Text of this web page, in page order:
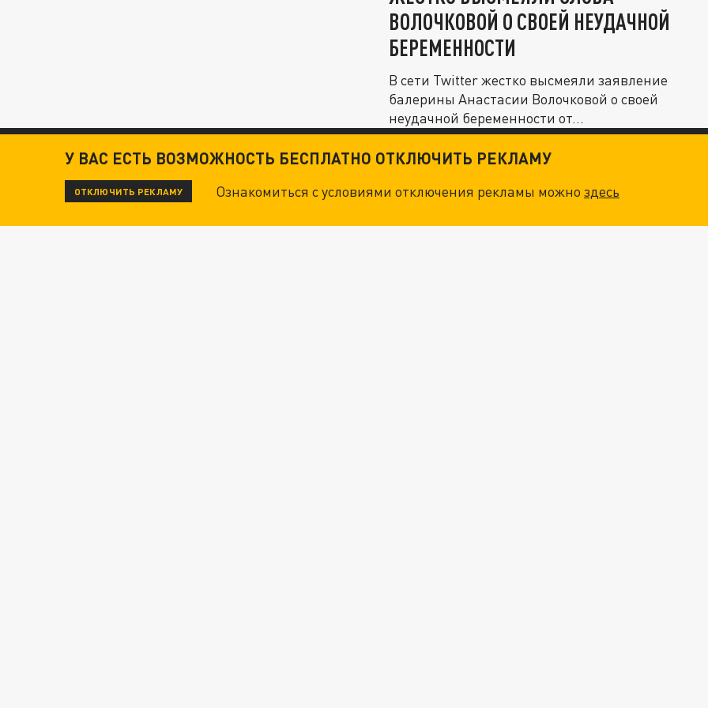
ВОЛОЧКОВОЙ О СВОЕЙ НЕУДАЧНОЙ
БЕРЕМЕННОСТИ
В сети Twitter жестко высмеяли заявление
балерины Анастасии Волочковой о своей
неудачной беременности от...
У ВАС ЕСТЬ ВОЗМОЖНОСТЬ БЕСПЛАТНО ОТКЛЮЧИТЬ РЕКЛАМУ
ОТКЛЮЧИТЬ РЕКЛАМУ Ознакомиться с условиями отключения рекламы можноздесь